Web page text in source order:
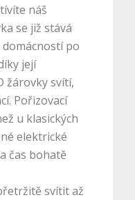
náš
se již stává
po
její
žárovky svítí,
Pořizovací
u klasických
elektrické
čas bohatě
svítit až